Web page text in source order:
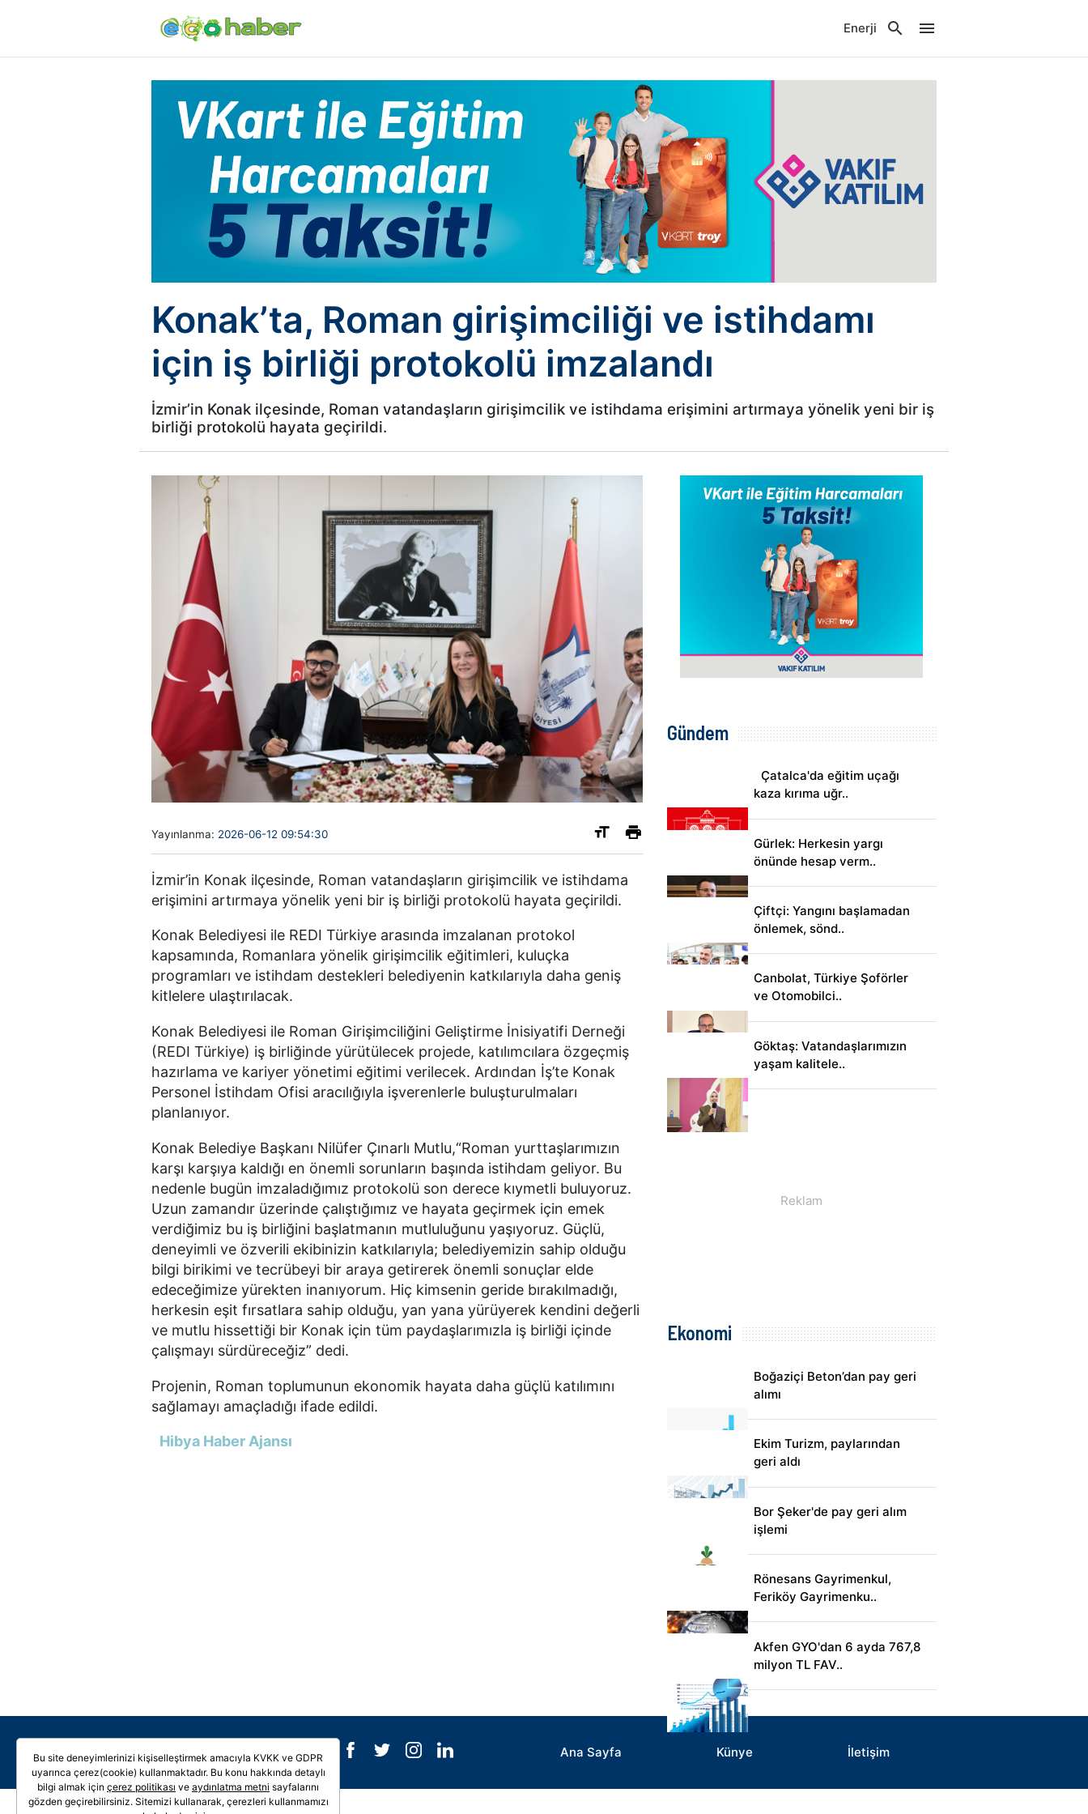
Enerji
Konak’ta, Roman girişimciliği ve istihdamı
için iş birliği protokolü imzalandı
İzmir’in Konak ilçesinde, Roman vatandaşların girişimcilik ve istihdama erişimini artırmaya yönelik yeni bir iş
birliği protokolü hayata geçirildi.
Yayınlanma: 2026-06-12 09:54:30
İzmir’in Konak ilçesinde, Roman vatandaşların girişimcilik ve istihdama
erişimini artırmaya yönelik yeni bir iş birliği protokolü hayata geçirildi.
Konak Belediyesi ile REDI Türkiye arasında imzalanan protokol
kapsamında, Romanlara yönelik girişimcilik eğitimleri, kuluçka
programları ve istihdam destekleri belediyenin katkılarıyla daha geniş
kitlelere ulaştırılacak.
Konak Belediyesi ile Roman Girişimciliğini Geliştirme İnisiyatifi Derneği
(REDI Türkiye) iş birliğinde yürütülecek projede, katılımcılara özgeçmiş
hazırlama ve kariyer yönetimi eğitimi verilecek. Ardından İş’te Konak
Personel İstihdam Ofisi aracılığıyla işverenlerle buluşturulmaları
planlanıyor.
Konak Belediye Başkanı Nilüfer Çınarlı Mutlu,“Roman yurttaşlarımızın
karşı karşıya kaldığı en önemli sorunların başında istihdam geliyor. Bu
nedenle bugün imzaladığımız protokolü son derece kıymetli buluyoruz.
Uzun zamandır üzerinde çalıştığımız ve hayata geçirmek için emek
verdiğimiz bu iş birliğini başlatmanın mutluluğunu yaşıyoruz. Güçlü,
deneyimli ve özverili ekibinizin katkılarıyla; belediyemizin sahip olduğu
bilgi birikimi ve tecrübeyi bir araya getirerek önemli sonuçlar elde
edeceğimize yürekten inanıyorum. Hiç kimsenin geride bırakılmadığı,
herkesin eşit fırsatlara sahip olduğu, yan yana yürüyerek kendini değerli
ve mutlu hissettiği bir Konak için tüm paydaşlarımızla iş birliği içinde
çalışmayı sürdüreceğiz” dedi.
Projenin, Roman toplumunun ekonomik hayata daha güçlü katılımını
sağlamayı amaçladığı ifade edildi.
Hibya Haber Ajansı
Gündem
Çatalca'da eğitim uçağı
kaza kırıma uğr..
Gürlek: Herkesin yargı
önünde hesap verm..
Çiftçi: Yangını başlamadan
önlemek, sönd..
Canbolat, Türkiye Şoförler
ve Otomobilci..
Göktaş: Vatandaşlarımızın
yaşam kalitele..
Ekonomi
Boğaziçi Beton’dan pay geri
alımı
Ekim Turizm, paylarından
geri aldı
Bor Şeker'de pay geri alım
işlemi
Rönesans Gayrimenkul,
Feriköy Gayrimenku..
Akfen GYO'dan 6 ayda 767,8
milyon TL FAV..
Galeri Video Ana Sayfa Künye İletişim
Bu site deneyimlerinizi kişiselleştirmek amacıyla KVKK ve GDPR
uyarınca çerez(cookie) kullanmaktadır. Bu konu hakkında detaylı
bilgi almak için çerez politikası ve aydınlatma metni sayfalarını
gözden geçirebilirsiniz. Sitemizi kullanarak, çerezleri kullanmamızı